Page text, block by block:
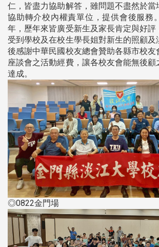
仁，皆盡力協助解答，雖問題不盡然於當
協助轉介校內權責單位，提供會後服務
年，歷年來皆廣受新生及家長肯定與好
受到學校及在校生學長姐對新生的照顧及
後感謝中華民國校友總會贊助各縣市校
座談會之活動經費，讓各校友會能無後顧
達成。
◎0822金門場